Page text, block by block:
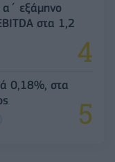
εξάμηνο
στα 1,2
0,18%, στα